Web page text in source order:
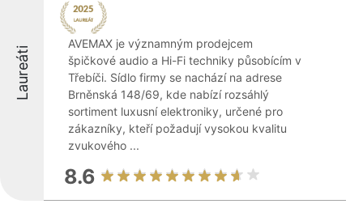
Laureáti
AVEMAX je významným prodejcem
špičkové audio a Hi-Fi techniky působícím v
Třebíči. Sídlo firmy se nachází na adrese
Brněnská 148/69, kde nabízí rozsáhlý
sortiment luxusní elektroniky, určené pro
zákazníky, kteří požadují vysokou kvalitu
zvukového ...
8.6